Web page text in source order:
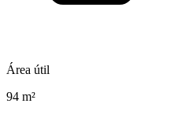
Área útil
94 m²